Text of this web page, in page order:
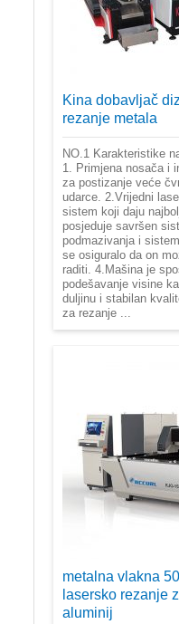
Kina dobavljač
rezanje metala
NO.1 Karakteristike
1. Primjena nosača i
za postizanje veće
udarce. 2.Vrijedni
sistem koji daju
posjeduje savršen
podmazivanja i
se osiguralo da on
raditi. 4.Mašina je
podešavanje visine
duljinu i stabilan
za rezanje ...
metalna vlakna
lasersko rezanje
aluminij